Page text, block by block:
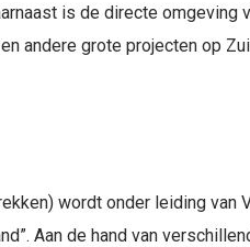
is de directe omgeving
andere grote projecten op
wordt onder leiding van
Aan de hand van